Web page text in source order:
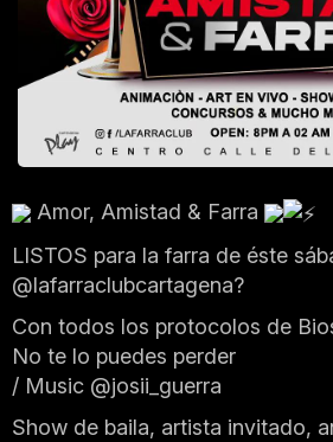
Amor, Amistad & Farra
LISTOS para la farra de éste
@lafarraclubcartagena?
Con todos los protocolos de
No te lo puedes perder
/ Music @josii_guerra
Show de baila, artista invitado,